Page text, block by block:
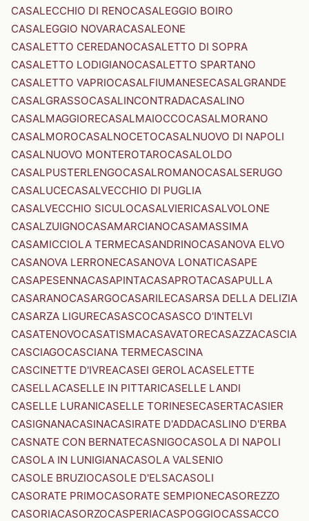
CASALECCHIO DI RENOCASALEGGIO BOIRO
CASALEGGIO NOVARACASALEONE
CASALETTO CEREDANOCASALETTO DI SOPRA
CASALETTO LODIGIANOCASALETTO SPARTANO
CASALETTO VAPRIOCASALFIUMANESECASALGRANDE
CASALGRASSOCASALINCONTRADACASALINO
CASALMAGGIORECASALMAIOCCOCASALMORANO
CASALMOROCASALNOCETOCASALNUOVO DI NAPOLI
CASALNUOVO MONTEROTAROCASALOLDO
CASALPUSTERLENGOCASALROMANOCASALSERUGO
CASALUCECASALVECCHIO DI PUGLIA
CASALVECCHIO SICULOCASALVIERICASALVOLONE
CASALZUIGNOCASAMARCIANOCASAMASSIMA
CASAMICCIOLA TERMECASANDRINOCASANOVA ELVO
CASANOVA LERRONECASANOVA LONATICASAPE
CASAPESENNACASAPINTACASAPROTACASAPULLA
CASARANOCASARGOCASARILECASARSA DELLA DELIZIA
CASARZA LIGURECASASCOCASASCO D'INTELVI
CASATENOVOCASATISMACASAVATORECASAZZACASCIA
CASCIAGOCASCIANA TERMECASCINA
CASCINETTE D'IVREACASEI GEROLACASELETTE
CASELLACASELLE IN PITTARICASELLE LANDI
CASELLE LURANICASELLE TORINESECASERTACASIER
CASIGNANACASINACASIRATE D'ADDACASLINO D'ERBA
CASNATE CON BERNATECASNIGOCASOLA DI NAPOLI
CASOLA IN LUNIGIANACASOLA VALSENIO
CASOLE BRUZIOCASOLE D'ELSACASOLI
CASORATE PRIMOCASORATE SEMPIONECASOREZZO
CASORIACASORZOCASPERIACASPOGGIOCASSACCO